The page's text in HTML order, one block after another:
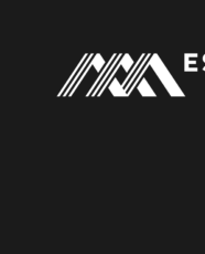
contenido